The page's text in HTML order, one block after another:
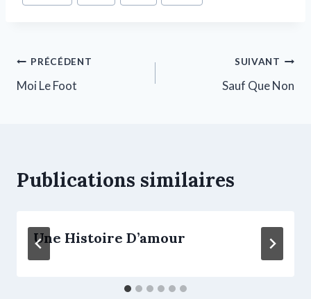
PRÉCÉDENT
Moi Le Foot
SUIVANT
Sauf Que Non
Publications similaires
Une Histoire D’amour